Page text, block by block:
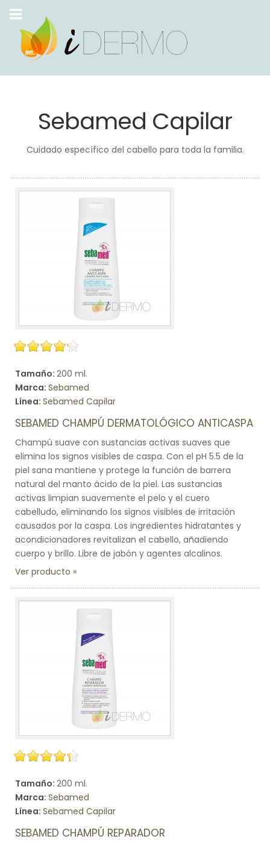
Sebamed Capilar
Cuidado específico del cabello para toda la familia.
Tamaño: 200 ml.
Marca: Sebamed
Línea: Sebamed Capilar
SEBAMED CHAMPÚ DERMATOLÓGICO ANTICASPA
Champú suave con sustancias activas suaves que
elimina los signos visibles de caspa. Con el pH 5.5 de la
piel sana mantiene y protege la función de barrera
natural del manto ácido de la piel. Las sustancias
activas limpian suavemente el pelo y el cuero
cabelludo, eliminando los signos visibles de irritación
causados por la caspa. Los ingredientes hidratantes y
acondicionadores revitalizan el cabello, añadiendo
cuerpo y brillo. Libre de jabón y agentes alcalinos.
Ver producto
Tamaño: 200 ml.
Marca: Sebamed
Línea: Sebamed Capilar
SEBAMED CHAMPÚ REPARADOR